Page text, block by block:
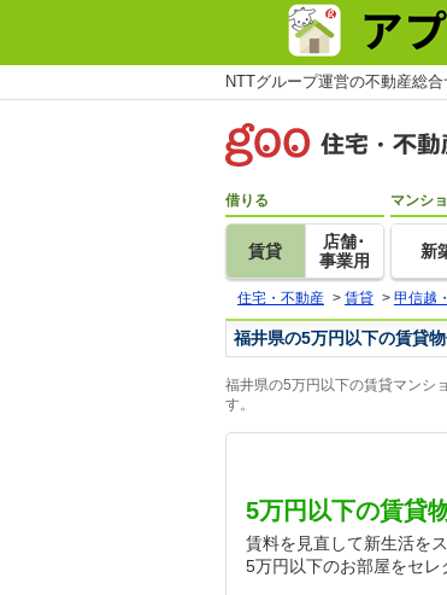
NTTグループ運営の不動産総
借りる
賃貸
店舗･
事業用
マンシ
新
住宅・不動産 > 賃貸 > 甲信越
福井県の5万円以下の賃貸
福井県の5万円以下の賃貸マンシ
す。
5万円以下の賃貸
賃料を見直して新生活を
5万円以下のお部屋をセレ